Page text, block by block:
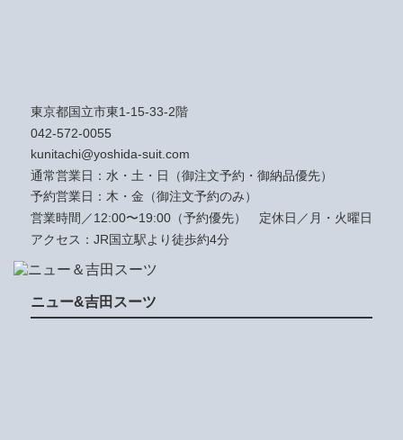
東京都国立市東1-15-33-2階
042-572-0055
kunitachi@yoshida-suit.com
通常営業日：水・土・日（御注文予約・御納品優先）
予約営業日：木・金（御注文予約のみ）
営業時間／12:00〜19:00（予約優先） 定休日／月・火曜日
アクセス：JR国立駅より徒歩約4分
ニュー&吉田スーツ